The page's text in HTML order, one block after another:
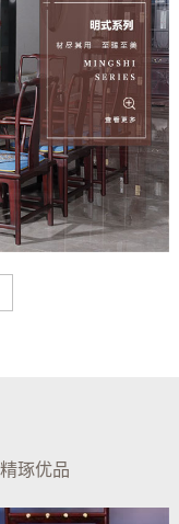
琢优品